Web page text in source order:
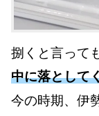
捌くと言って
中に落として
今の時期、伊